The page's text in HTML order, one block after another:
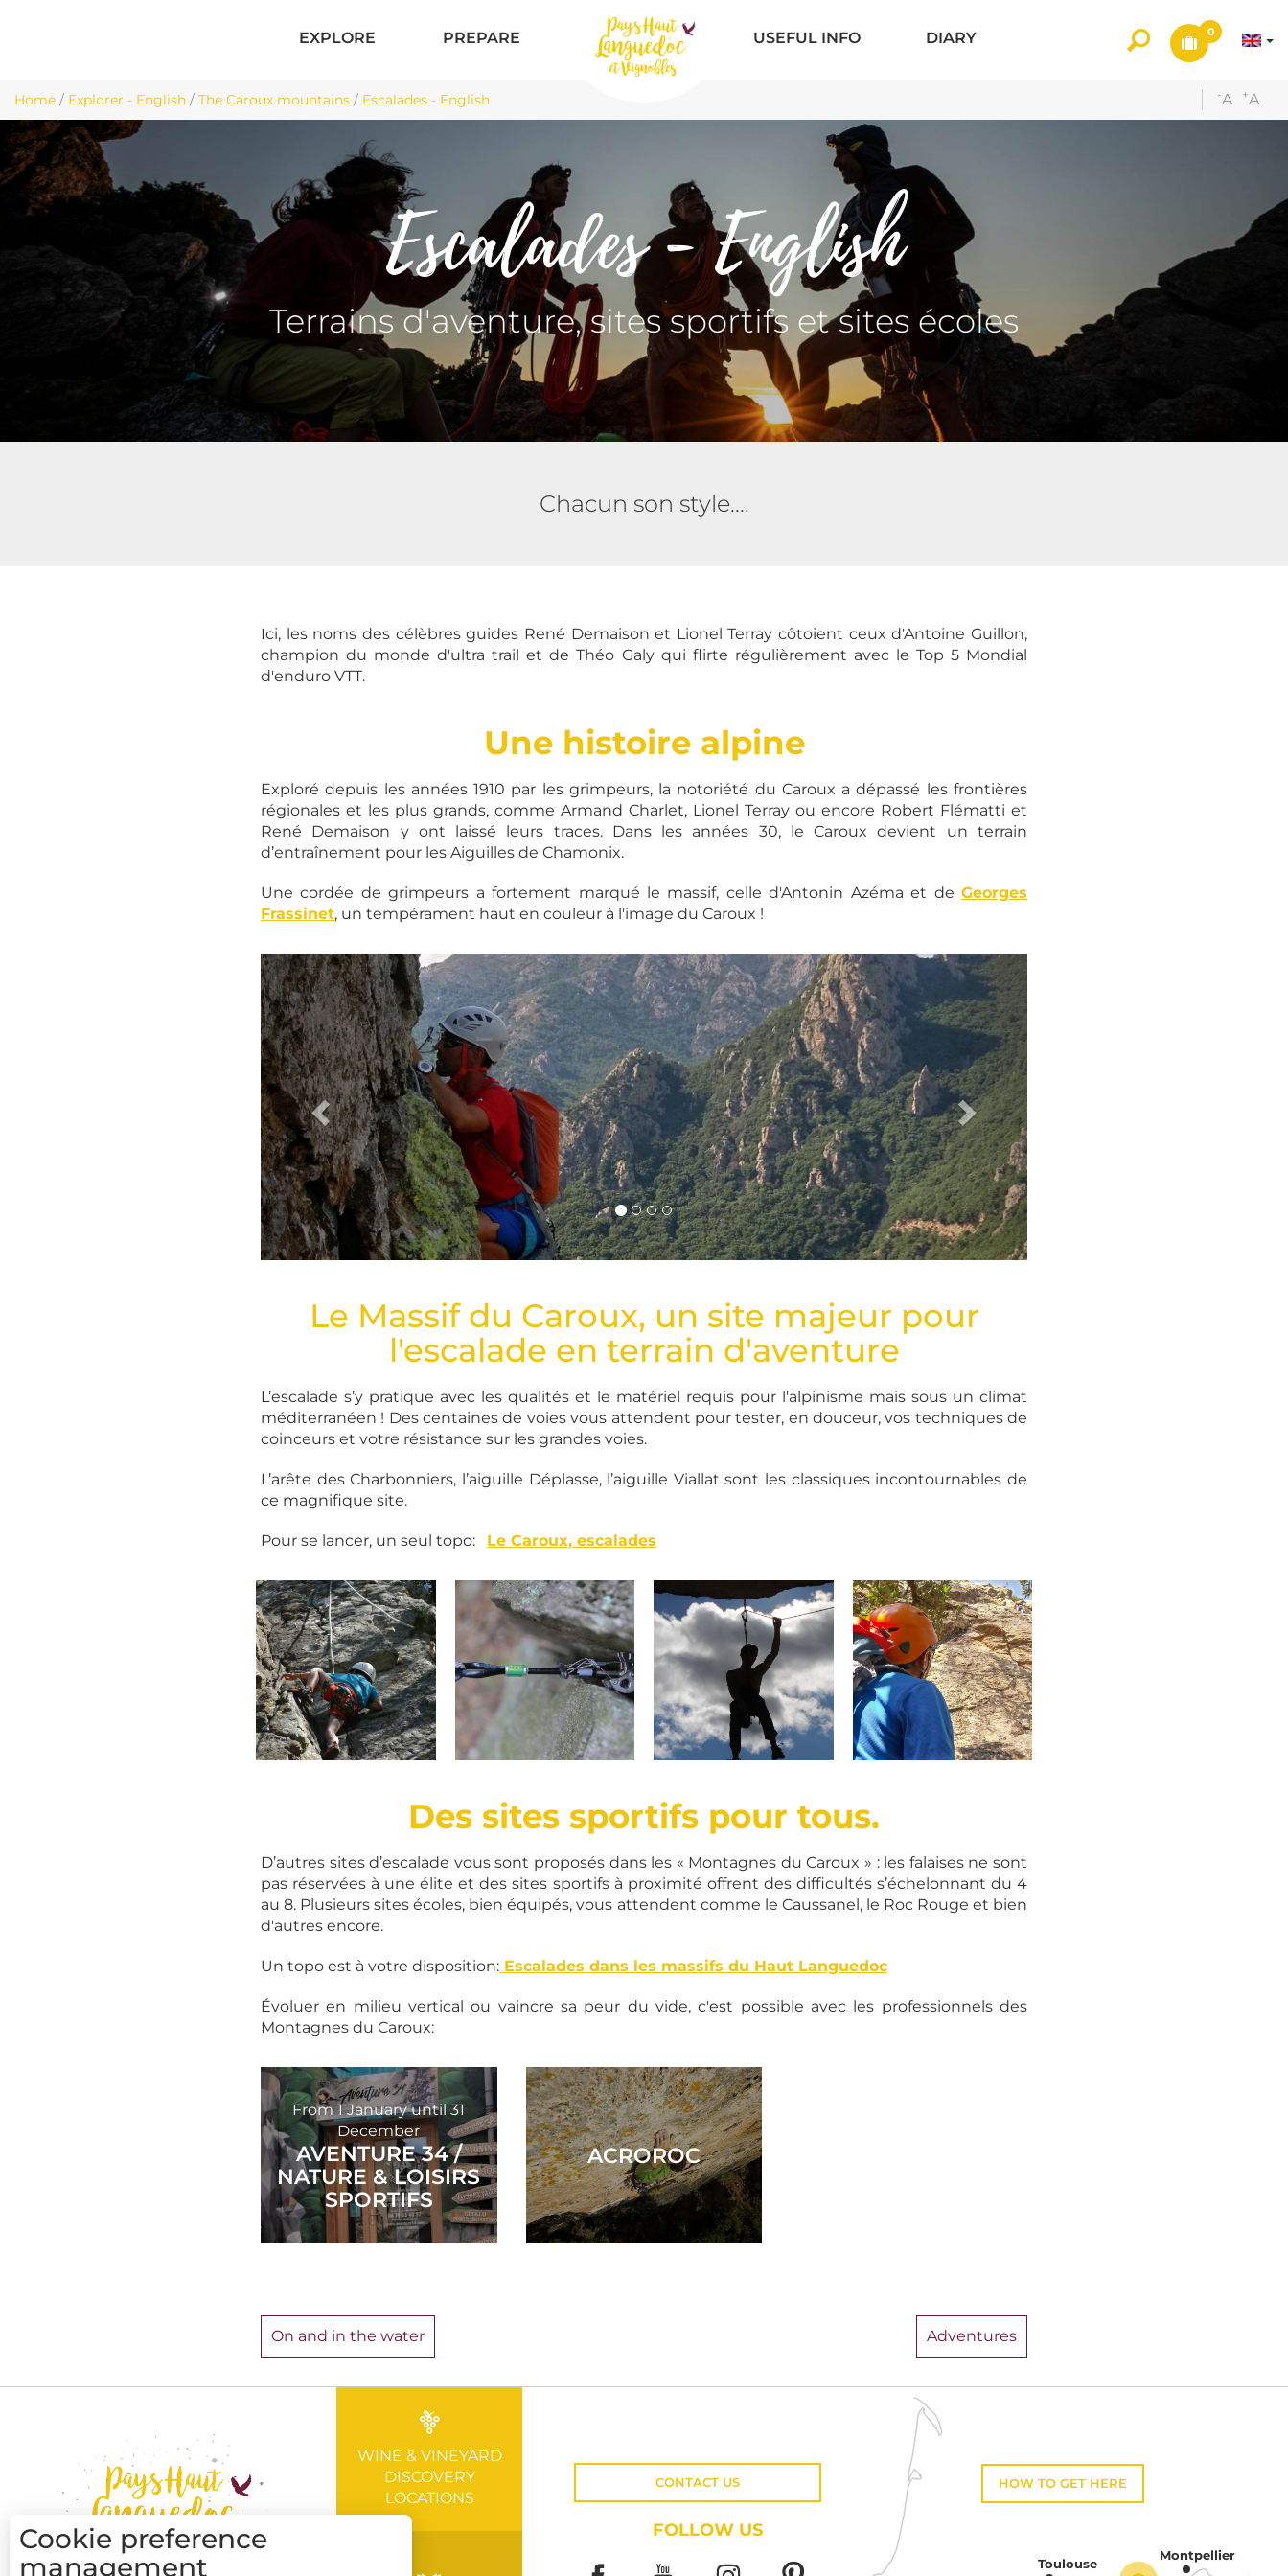
EXPLORE PREPARE USEFUL INFO DIARY 0
Home / Explorer - English / The Caroux mountains / Escalades - English -A +A
Escalades - English
Terrains d'aventure, sites sportifs et sites écoles
Chacun son style....
Ici, les noms des célèbres guides René Demaison et Lionel Terray côtoient ceux d'Antoine Guillon,
champion du monde d'ultra trail et de Théo Galy qui flirte régulièrement avec le Top 5 Mondial
d'enduro VTT.
Une histoire alpine
Exploré depuis les années 1910 par les grimpeurs, la notoriété du Caroux a dépassé les frontières
régionales et les plus grands, comme Armand Charlet, Lionel Terray ou encore Robert Flématti et
René Demaison y ont laissé leurs traces. Dans les années 30, le Caroux devient un terrain
d’entraînement pour les Aiguilles de Chamonix.
Une cordée de grimpeurs a fortement marqué le massif, celle d'Antonin Azéma et de Georges
Frassinet, un tempérament haut en couleur à l'image du Caroux !
Le Massif du Caroux, un site majeur pour
l'escalade en terrain d'aventure
L’escalade s’y pratique avec les qualités et le matériel requis pour l'alpinisme mais sous un climat
méditerranéen ! Des centaines de voies vous attendent pour tester, en douceur, vos techniques de
coinceurs et votre résistance sur les grandes voies.
L’arête des Charbonniers, l’aiguille Déplasse, l’aiguille Viallat sont les classiques incontournables de
ce magnifique site.
Pour se lancer, un seul topo: Le Caroux, escalades
repos©O.barthelemy-
Pays Haut Languedoc
Pays Haut Languedoc
Des sites sportifs pour tous.
D’autres sites d’escalade vous sont proposés dans les « Montagnes du Caroux » : les falaises ne sont
pas réservées à une élite et des sites sportifs à proximité offrent des difficultés s’échelonnant du 4
au 8. Plusieurs sites écoles, bien équipés, vous attendent comme le Caussanel, le Roc Rouge et bien
d'autres encore.
Un topo est à votre disposition: Escalades dans les massifs du Haut Languedoc
Évoluer en milieu vertical ou vaincre sa peur du vide, c'est possible avec les professionnels des
Montagnes du Caroux:
From 1 January until 31
December
AVENTURE 34 /
NATURE & LOISIRS
SPORTIFS
ACROROC
On and in the water Adventures
WINE & VINEYARD
DISCOVERY
LOCATIONS
CONTACT US
FOLLOW US
HOW TO GET HERE
Toulouse
Montpellier
Cookie preference
management